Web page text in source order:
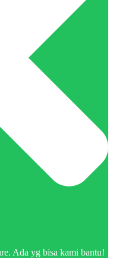
Ada yg bisa kami bantu!